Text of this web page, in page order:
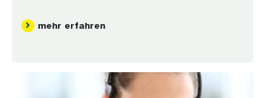
mehr erfahren